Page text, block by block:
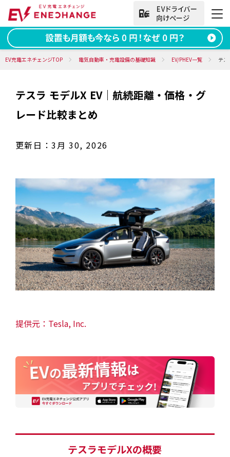
法人向けお問い合わせ
資料ダウンロード 無料お問い合わせ
電話をかける
サービス
導入事例
EV・充電の基礎知識
設置・月額費用0円で導入できる理由
セミナー情報
ニュース・展示会情報
ブランドツールキット
EV充電エネチェンジTOP 電気自動車・充電設備の基礎知識 EV/PHEV一覧 テ
テスラ モデルX EV｜航続距離・価格・グ
レード比較まとめ
更新日：3月 30, 2026
提供元：Tesla, Inc.
テスラモデルXの概要